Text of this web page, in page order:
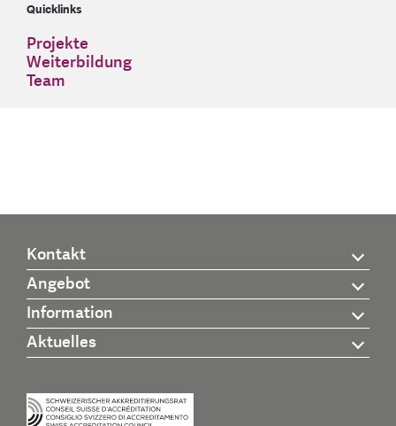
Quicklinks
Projekte
Weiterbildung
Team
Kontakt
Angebot
Information
Aktuelles